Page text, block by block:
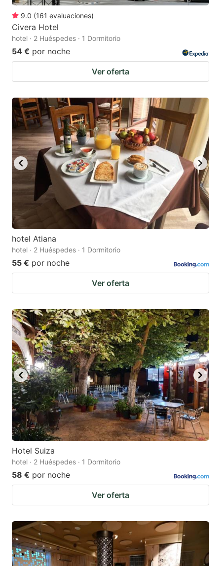
9.0 (161 evaluaciones)
Civera Hotel
hotel · 2 Huéspedes · 1 Dormitorio
54 € por noche
Ver oferta
hotel Atiana
hotel · 2 Huéspedes · 1 Dormitorio
55 € por noche
Ver oferta
Hotel Suiza
hotel · 2 Huéspedes · 1 Dormitorio
58 € por noche
Ver oferta